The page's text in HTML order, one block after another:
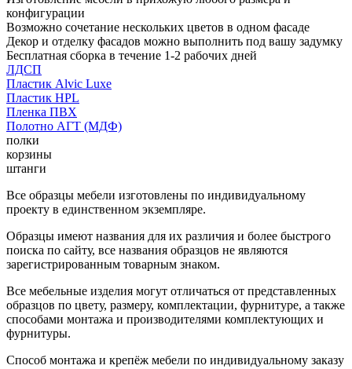
конфигурации
Возможно сочетание нескольких цветов в одном фасаде
Декор и отделку фасадов можно выполнить под вашу задумку
Бесплатная сборка в течение 1-2 рабочих дней
ЛДСП
Пластик Alvic Luxe
Пластик HPL
Пленка ПВХ
Полотно АГТ (МДФ)
полки
корзины
штанги
Все образцы мебели изготовлены по индивидуальному
проекту в единственном экземпляре.
Образцы имеют названия для их различия и более быстрого
поиска по сайту, все названия образцов не являются
зарегистрированным товарным знаком.
Все мебельные изделия могут отличаться от представленных
образцов по цвету, размеру, комплектации, фурнитуре, а также
способами монтажа и производителями комплектующих и
фурнитуры.
Способ монтажа и крепёж мебели по индивидуальному заказу